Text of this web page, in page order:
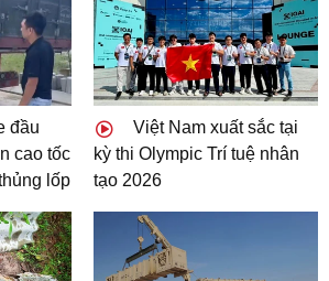
đầu
cao tốc
lốp
Việt Nam xuất sắc tại
kỳ thi Olympic Trí tuệ nhân
tạo 2026